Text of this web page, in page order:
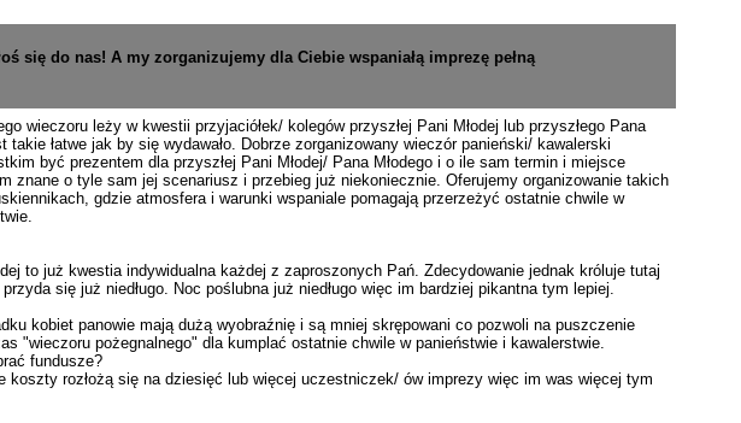
się do nas! A my zorganizujemy dla Ciebie wspaniałą imprezę pełną
wieczoru leży w kwestii przyjaciółek/ kolegów przyszłej Pani Młodej lub przyszłego Pana
takie łatwe jak by się wydawało. Dobrze zorganizowany wieczór panieński/ kawalerski
być prezentem dla przyszłej Pani Młodej/ Pana Młodego i o ile sam termin i miejsce
znane o tyle sam jej scenariusz i przebieg już niekoniecznie. Oferujemy organizowanie takich
gdzie atmosfera i warunki wspaniale pomagają przerzeżyć ostatnie chwile w
to już kwestia indywidualna każdej z zaproszonych Pań. Zdecydowanie jednak króluje tutaj
się już niedługo. Noc poślubna już niedługo więc im bardziej pikantna tym lepiej.
kobiet panowie mają dużą wyobraźnię i są mniej skrępowani co pozwoli na puszczenie
"wieczoru pożegnalnego" dla kumplać ostatnie chwile w panieństwie i kawalerstwie.
fundusze?
koszty rozłożą się na dziesięć lub więcej uczestniczek/ ów imprezy więc im was więcej tym